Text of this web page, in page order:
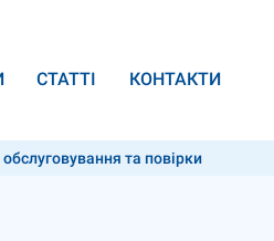
СТАТТІ КОНТАКТИ
та повірки